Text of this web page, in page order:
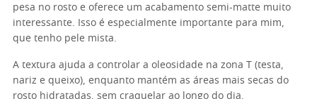
pesa no rosto e oferece um acabamento semi-matte muito
interessante. Isso é especialmente importante para mim,
que tenho pele mista.
A textura ajuda a controlar a oleosidade na zona T (testa,
nariz e queixo), enquanto mantém as áreas mais secas do
rosto hidratadas, sem craquelar ao longo do dia.